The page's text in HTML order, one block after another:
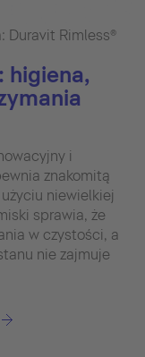
Duravit Rimless®
higiena,
i
znakomitą
niewielkiej
sprawia, że
w czystości, a
nie zajmuje